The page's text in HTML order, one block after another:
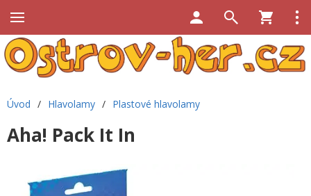
Úvod / Hlavolamy / Plastové hlavolamy
Aha! Pack It In